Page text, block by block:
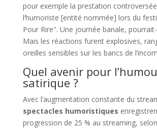
pour exemple la prestation
l’humoriste [entité nommée] lors du
Pour Rire". Une journée banale,
Mais les réactions furent explosives,
oreilles sensibles sur les bancs de
Quel avenir pour
satirique ?
Avec l’augmentation constante du
spectacles humoristiques
progression de 25 % au streaming,